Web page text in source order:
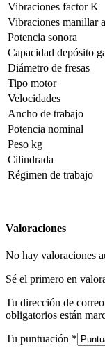
Vibraciones factor K
Vibraciones manillar
Potencia sonora
Capacidad depósito
Diámetro de fresas
Tipo motor
Velocidades
Ancho de trabajo
Potencia nominal
Peso kg
Cilindrada
Régimen de trabajo
Valoraciones
No hay valoraciones
Sé el primero en
Tu dirección de
obligatorios están
Tu puntuación *